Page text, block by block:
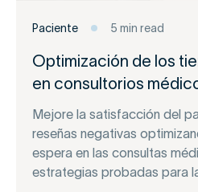
Paciente 5 min read
Optimización de los
en consultorios
Mejore la satisfacción del
reseñas negativas
espera en las consultas
estrategias probadas para